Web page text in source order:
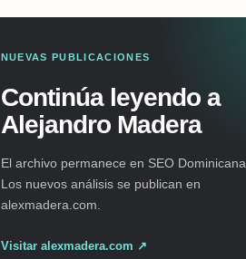
NUEVAS PUBLICACIONES
Continúa leyendo a
Alejandro Madera
El archivo permanece en SEO Dominicana.
Los nuevos análisis se publican en
alexmadera.com.
Visitar alexmadera.com ↗